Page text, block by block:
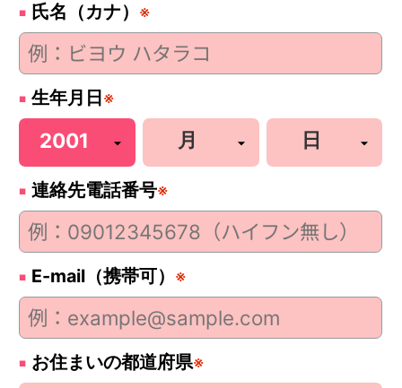
氏名（カナ） ※
生年月日 ※
連絡先電話番号※
E-mail（携帯可） ※
お住まいの都道府県※